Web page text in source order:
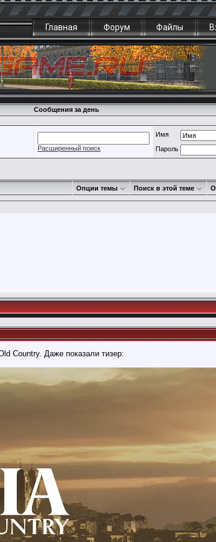
Главная Форум Файлы
Сообщения за день
Расширенный поиск
Имя
Пароль
Опции темы Поиск в этой теме
Country. Даже показали тизер: